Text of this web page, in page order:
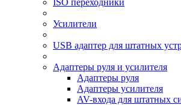
ISO переходники
Усилители
USB адаптер для штатных
Адаптеры руля и усилителя
Адаптеры руля
Адаптеры усилителя
AV-входа для штатных